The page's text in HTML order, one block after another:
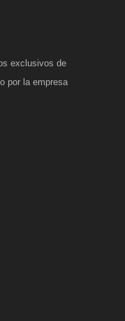
exclusivos de
por la empresa